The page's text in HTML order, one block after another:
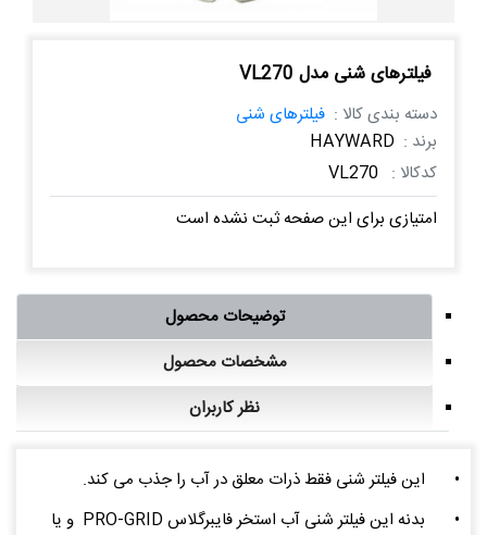
فیلترهای شنی مدل VL270
دسته بندی کالا : فیلترهای شنی
برند : HAYWARD
کدکالا : VL270
امتیازی برای این صفحه ثبت نشده است
توضیحات محصول
مشخصات محصول
نظر کاربران
•
این فیلتر شنی فقط ذرات معلق در آب را جذب می کند.
•
بدنه این فیلتر شنی آب استخر فایبرگلاس PRO-GRID و یا